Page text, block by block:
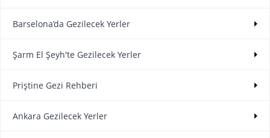
Barselona’da Gezilecek Yerler
Şarm El Şeyh'te Gezilecek Yerler
Priştine Gezi Rehberi
Ankara Gezilecek Yerler